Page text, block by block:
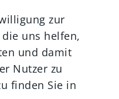
zur
uns helfen,
und damit
Nutzer zu
finden Sie in